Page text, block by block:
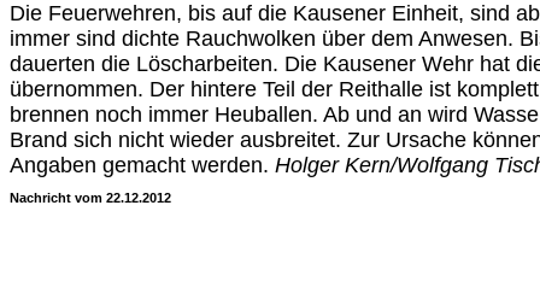
Die Feuerwehren, bis auf die Kausener Einheit, sind
immer sind dichte Rauchwolken über dem Anwesen.
dauerten die Löscharbeiten. Die Kausener Wehr hat
übernommen. Der hintere Teil der Reithalle ist
brennen noch immer Heuballen. Ab und an wird
Brand sich nicht wieder ausbreitet. Zur Ursache
Angaben gemacht werden. Holger Kern/Wolfgang
Nachricht vom 22.12.2012